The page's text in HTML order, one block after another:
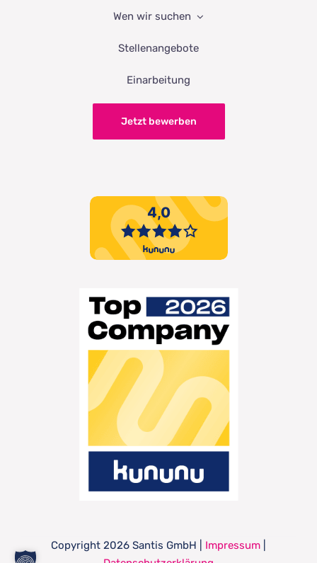
Wen wir suchen
Stellenangebote
Einarbeitung
Jetzt bewerben
Copyright 2026 Santis GmbH | Impressum